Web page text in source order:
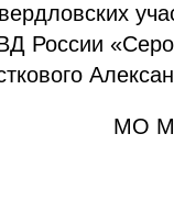
России
МО